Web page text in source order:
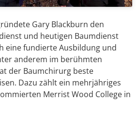
Gary Blackburn den
und heutigen Baumdienst
eine fundierte Ausbildung und
anderem im berühmten
der Baumchirurg beste
Dazu zählt ein mehrjähriges
Merrist Wood College in